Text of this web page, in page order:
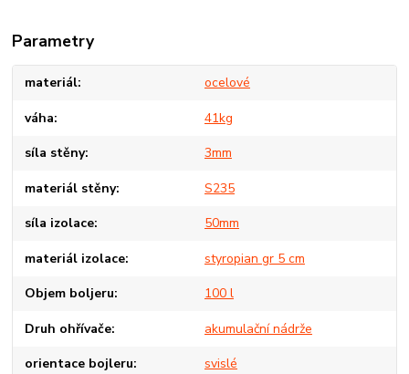
Parametry
materiál ocelové
váha 41kg
síla stěny 3mm
materiál stěny S235
síla izolace 50mm
materiál izolace styropian gr 5 cm
Objem boljeru 100 l
Druh ohřívače akumulační nádrže
orientace bojleru svislé